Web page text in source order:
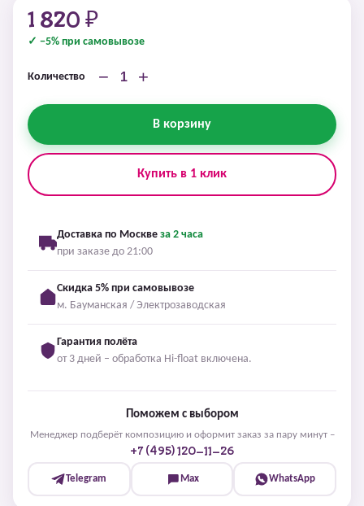
1 820 ₽
✓ −5% при самовывозе
Количество − +
В корзину
Купить в 1 клик
Доставка по Москве за 2 часа
при заказе до 21:00
Скидка 5% при самовывозе
м. Бауманская / Электрозаводская
Гарантия полёта
от 3 дней – обработка Hi-float включена.
Поможем с выбором
Менеджер подберёт композицию и оформит заказ за пару минут –
+7 (495) 120-11-26
Telegram Max WhatsApp